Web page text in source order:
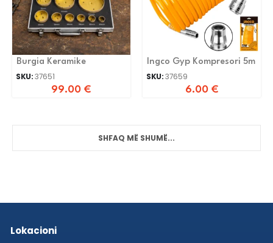
Burgia Keramike
SKU:37651
99.00 €
Ingco Gyp Kompresori 5m
SKU:37659
6.00 €
SHFAQ MË SHUMË...
Lokacioni